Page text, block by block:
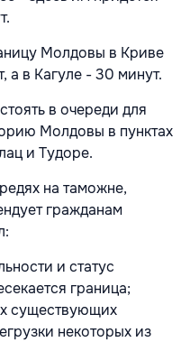
Молдовы в Криве
а в Кагуле - 30 минут.
в очереди для
Молдовы в пунктах
и Тудоре.
на таможне,
гражданам
и статус
граница;
существующих
некоторых из